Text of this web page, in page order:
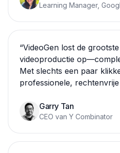
Learning Manager,
“VideoGen lost de
videoproductie
Met slechts een paar
professionele,
Garry Tan
CEO van Y Combinator